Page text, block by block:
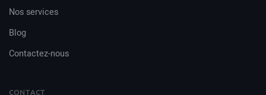
Nos services
Blog
Contactez-nous
CONTACT